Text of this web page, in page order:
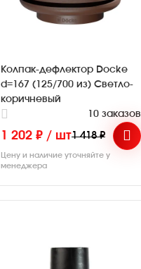
Колпак-дефлектор Docke
d=167 (125/700 из) Светло-
коричневый
10 заказов
1 202 ₽ / шт1 418 ₽
Цену и наличие уточняйте у
менеджера